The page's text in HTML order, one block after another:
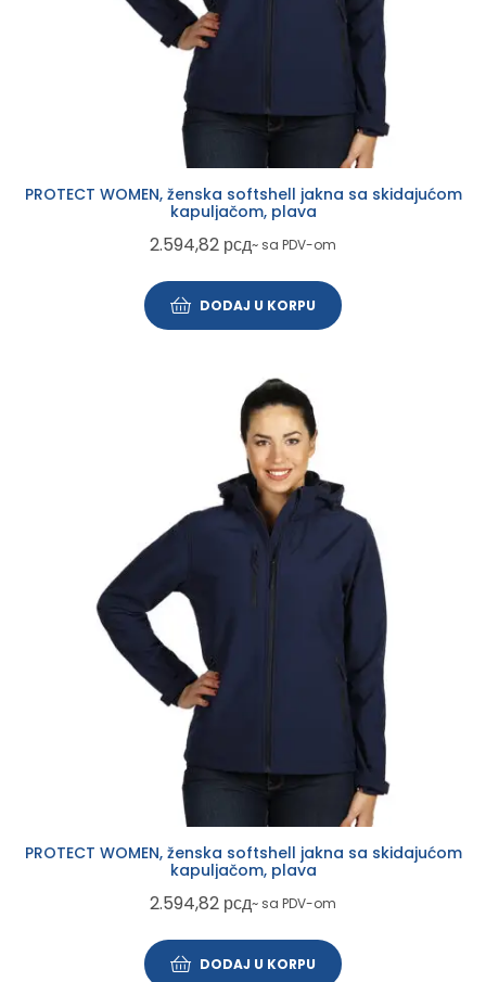
PROTECT WOMEN, ženska softshell jakna sa skidajućom
kapuljačom, plava
2.594,82 рсд~ sa PDV-om
DODAJ U KORPU
PROTECT WOMEN, ženska softshell jakna sa skidajućom
kapuljačom, plava
2.594,82 рсд~ sa PDV-om
DODAJ U KORPU